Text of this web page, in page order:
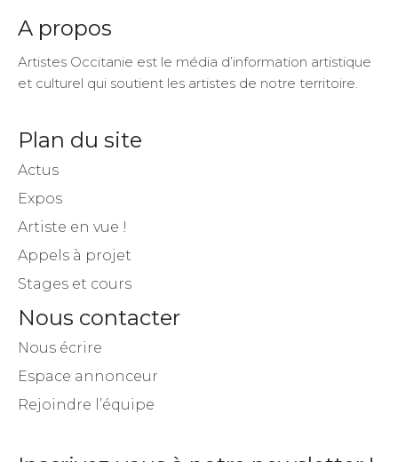
A propos
Artistes Occitanie est le média d’information artistique
et culturel qui soutient les artistes de notre territoire.
Plan du site
Actus
Expos
Artiste en vue !
Appels à projet
Stages et cours
Nous contacter
Nous écrire
Espace annonceur
Rejoindre l’équipe